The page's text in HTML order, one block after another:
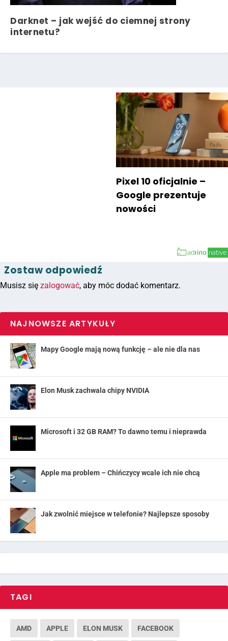
Darknet – jak wejść do ciemnej strony
internetu?
Pixel 10 oficjalnie –
Google prezentuje
nowości
Zostaw odpowiedź
Musisz się zalogować, aby móc dodać komentarz.
NAJNOWSZE ARTYKUŁY
Mapy Google mają nową funkcję – ale nie dla nas
Elon Musk zachwala chipy NVIDIA
Microsoft i 32 GB RAM? To dawno temu i nieprawda
Apple ma problem – Chińczycy wcale ich nie chcą
Jak zwolnić miejsce w telefonie? Najlepsze sposoby
TAGI
AMD APPLE ELON MUSK FACEBOOK